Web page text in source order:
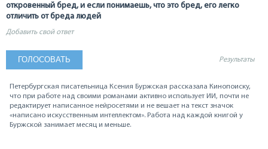
откровенный бред, и если понимаешь, что это бред, его легко
отличить от бреда людей
Добавить свой ответ
Результаты
Петербургская писательница Ксения Буржская рассказала Кинопоиску,
что при работе над своими романами активно использует ИИ, почти не
редактирует написанное нейросетями и не вешает на текст значок
«написано искусственным интеллектом». Работа над каждой книгой у
Буржской занимает месяц и меньше.